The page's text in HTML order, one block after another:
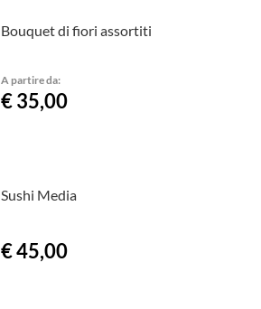
Bouquet di fiori assortiti
A partire da:
€ 35,00
Sushi Media
€ 45,00